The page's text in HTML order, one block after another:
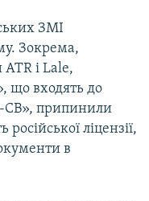
ЗМІ
Зокрема,
і Lale,
що входять до
СВ», припинили
ліцензії,
в